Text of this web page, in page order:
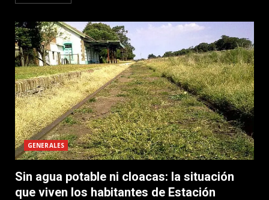
GENERALES
Sin agua potable ni cloacas: la situación
que viven los habitantes de Estación